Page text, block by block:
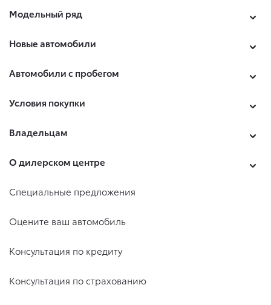
Модельный ряд
Новые автомобили
Автомобили с пробегом
Условия покупки
Владельцам
О дилерском центре
Специальные предложения
Оцените ваш автомобиль
Консультация по кредиту
Консультация по страхованию